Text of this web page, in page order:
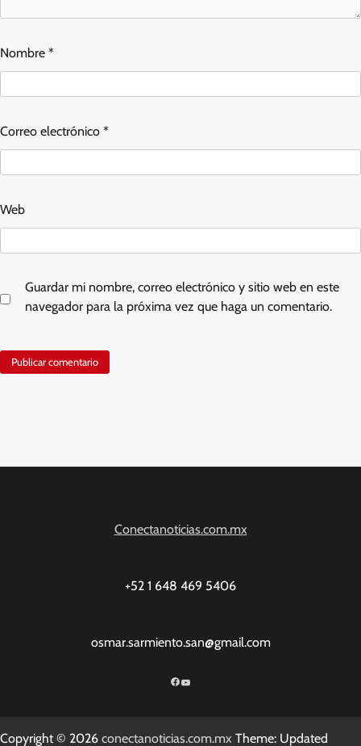
Nombre *
Correo electrónico *
Web
Guardar mi nombre, correo electrónico y sitio web en este
navegador para la próxima vez que haga un comentario.
Conectanoticias.com.mx
+52 1 648 469 5406
osmar.sarmiento.san@gmail.com
Facebook
YouTube
Copyright © 2026 conectanoticias.com.mx Theme: Updated